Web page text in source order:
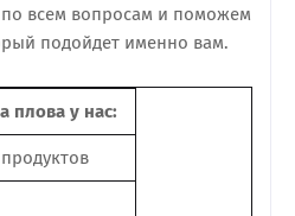
по всем вопросам и поможем
подойдет именно вам.
плова у нас: